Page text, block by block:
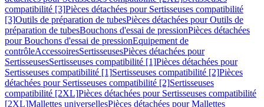
compatibilité [3]Pièces détachées pour Sertisseuses compatibilité
[3]Outils de préparation de tubesPièces détachées pour Outils de
préparation de tubesBouchons d'essai de pressionPièces détachées
pour Bouchons d'essai de pressionEquipement de
contrôleAccessoiresSertisseusesPièces détachées pour
SertisseusesSertisseuses compatibilité [1]Pièces détachées pour
Sertisseuses compatibilité [1]Sertisseuses compatibilité [2]Pièces
détachées pour Sertisseuses compatibilité [2]Sertisseuses
compatibilité [2XL]Pièces détachées pour Sertisseuses compatibilité
[2XL]Mallettes universellesPièces détachées pour Mallettes